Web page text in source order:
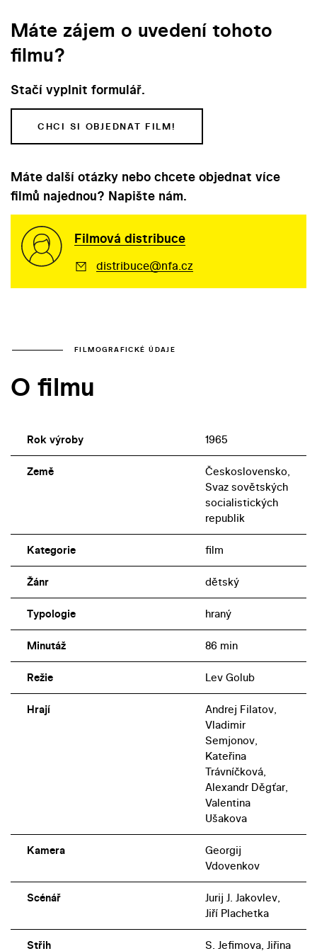
Máte zájem o uvedení tohoto
filmu?
Stačí vyplnit formulář.
CHCI SI OBJEDNAT FILM!
Máte další otázky nebo chcete objednat více
filmů najednou? Napište nám.
Filmová distribuce
distribuce@nfa.cz
FILMOGRAFICKÉ ÚDAJE
O filmu
Rok výroby 1965
Země
Československo,
Svaz sovětských
socialistických
republik
Kategorie film
Žánr dětský
Typologie hraný
Minutáž 86 min
Režie Lev Golub
Hrají
Andrej Filatov,
Vladimir
Semjonov,
Kateřina
Trávníčková,
Alexandr Děgťar,
Valentina
Ušakova
Kamera
Georgij
Vdovenkov
Scénář
Jurij J. Jakovlev,
Jiří Plachetka
Střih S. Jefimova, Jiřina